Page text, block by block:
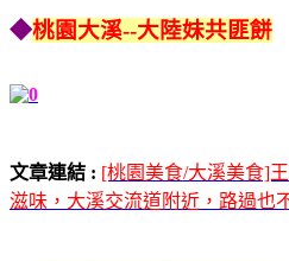
◆桃園大溪--大陸妹共匪餅
文章連結 : [桃園美食/大溪美食]
滋味，大溪交流道附近，路過也